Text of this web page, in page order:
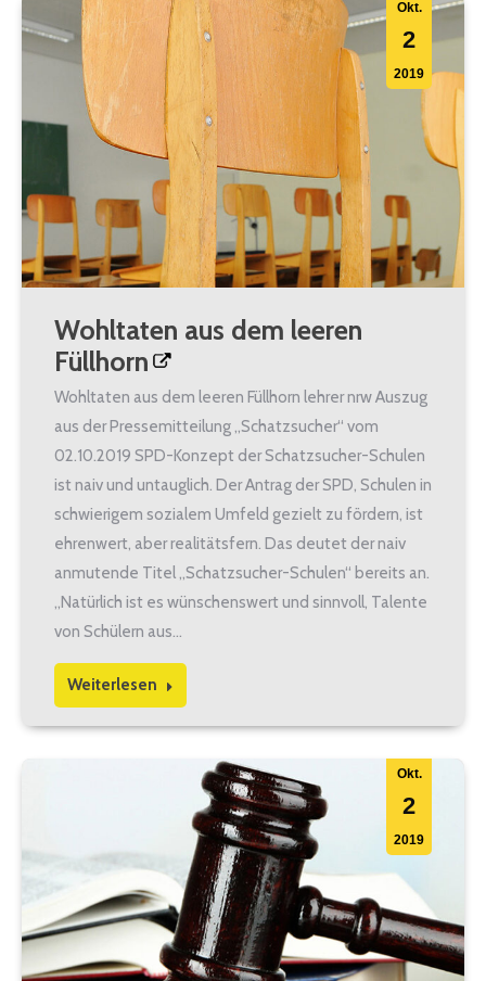
Okt.
2
2019
Wohltaten aus dem leeren
Füllhorn
Wohltaten aus dem leeren Füllhorn lehrer nrw Auszug
aus der Pressemitteilung „Schatzsucher“ vom
02.10.2019 SPD-Konzept der Schatzsucher-Schulen
ist naiv und untauglich. Der Antrag der SPD, Schulen in
schwierigem sozialem Umfeld gezielt zu fördern, ist
ehrenwert, aber realitätsfern. Das deutet der naiv
anmutende Titel „Schatzsucher-Schulen“ bereits an.
„Natürlich ist es wünschenswert und sinnvoll, Talente
von Schülern aus…
Weiterlesen
Okt.
2
2019